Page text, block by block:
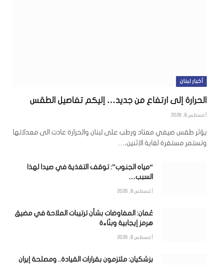
أخبار لبنان
الحرارة إلى ارتفاع من جديد… إليكم تفاصيل الطقس
أغسطس 8, 2026
يؤثر طقس صيفي معتاد ورطب على لبنان والحرارة عادت الى معدلاتها
وتستمر مستقرة لغاية الاثنين،…
“مياه الجنوب”: توقف التغذية في صيدا لهذا
السبب…
أغسطس 8, 2026
عُمان: المفاوضات بشأن ترتيبات الملاحة في مضيق
هرمز إيجابية وبنّاءة
أغسطس 8, 2026
بزشكيان: ملتزمون بقرارات القيادة.. ومصلحة إيران